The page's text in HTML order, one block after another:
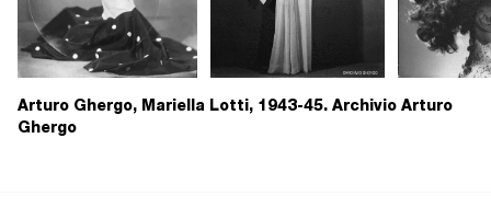
Arturo Ghergo, Mariella Lotti, 1943-45. Archivio Arturo
Ghergo